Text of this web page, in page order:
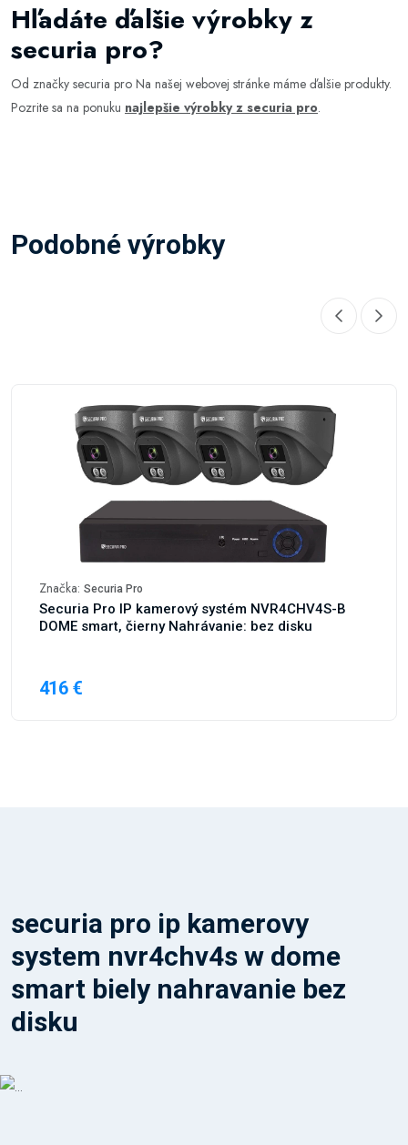
Hľadáte ďalšie výrobky z
securia pro?
Od značky securia pro Na našej webovej stránke máme ďalšie produkty.
Pozrite sa na ponuku najlepšie výrobky z securia pro.
Podobné výrobky
Značka: Securia Pro
Securia Pro IP kamerový systém NVR4CHV4S-B
DOME smart, čierny Nahrávanie: bez disku
416 €
securia pro ip kamerovy
system nvr4chv4s w dome
smart biely nahravanie bez
disku